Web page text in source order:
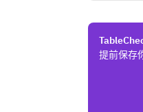
提前保存